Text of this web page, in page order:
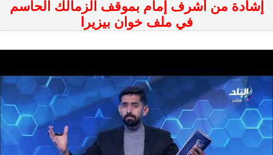
إشادة من أشرف إمام بموقف الزمالك الحاسم
في ملف خوان بيزيرا